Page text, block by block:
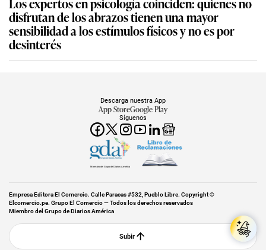
disfrutan de los abrazos tienen una mayor
sensibilidad a los estímulos físicos y no es por
desinterés
Síguenos
Descarga nuestra App
App StoreGoogle Play
Miembro del Grupo de Diarios América
Empresa Editora El Comercio. Calle Paracas #532, Pueblo Libre. Copyright ©
Elcomercio.pe. Grupo El Comercio — Todos los derechos reservados
Miembro del Grupo de Diarios América
Subir